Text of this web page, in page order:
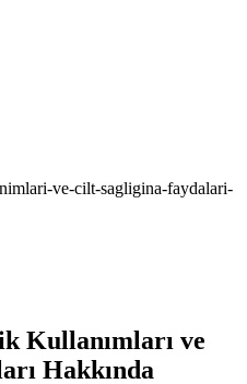
ve-cilt-sagligina-faydalari-
Kullanımları ve
Hakkında